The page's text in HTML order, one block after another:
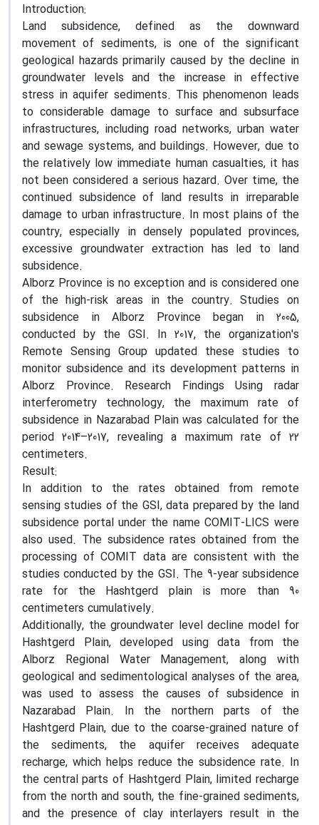
Introduction:
Land subsidence, defined as the downward
movement of sediments, is one of the significant
geological hazards primarily caused by the decline in
groundwater levels and the increase in effective
stress in aquifer sediments. This phenomenon leads
to considerable damage to surface and subsurface
infrastructures, including road networks, urban water
and sewage systems, and buildings. However, due to
the relatively low immediate human casualties, it has
not been considered a serious hazard. Over time, the
continued subsidence of land results in irreparable
damage to urban infrastructure. In most plains of the
country, especially in densely populated provinces,
excessive groundwater extraction has led to land
subsidence.
Alborz Province is no exception and is considered one
of the high-risk areas in the country. Studies on
subsidence in Alborz Province began in 2005,
conducted by the GSI. In 2017, the organization's
Remote Sensing Group updated these studies to
monitor subsidence and its development patterns in
Alborz Province. Research Findings Using radar
interferometry technology, the maximum rate of
subsidence in Nazarabad Plain was calculated for the
period 2014–2017, revealing a maximum rate of 22
centimeters.
Result:
In addition to the rates obtained from remote
sensing studies of the GSI, data prepared by the land
subsidence portal under the name COMIT-LICS were
also used. The subsidence rates obtained from the
processing of COMIT data are consistent with the
studies conducted by the GSI. The 9-year subsidence
rate for the Hashtgerd plain is more than 90
centimeters cumulatively.
Additionally, the groundwater level decline model for
Hashtgerd Plain, developed using data from the
Alborz Regional Water Management, along with
geological and sedimentological analyses of the area,
was used to assess the causes of subsidence in
Nazarabad Plain. In the northern parts of the
Hashtgerd Plain, due to the coarse-grained nature of
the sediments, the aquifer receives adequate
recharge, which helps reduce the subsidence rate. In
the central parts of Hashtgerd Plain, limited recharge
from the north and south, the fine-grained sediments,
and the presence of clay interlayers result in the